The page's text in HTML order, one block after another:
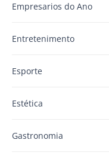
Empresarios do Ano
Entretenimento
Esporte
Estética
Gastronomia